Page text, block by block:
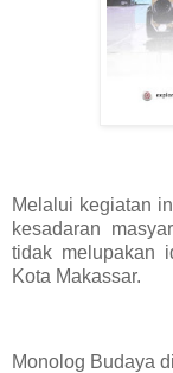
Melalui kegiatan
kesadaran
tidak melupakan
Kota Makassar.
Monolog Budaya